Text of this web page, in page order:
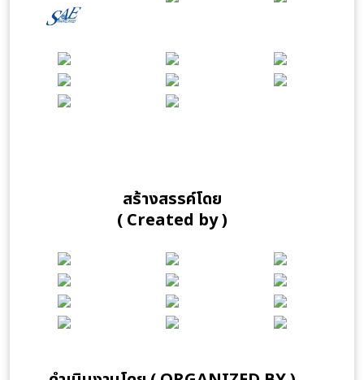
สร้างสรรค์โดย
( Created by )